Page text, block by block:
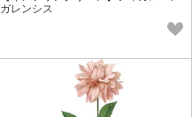
ガレンシス